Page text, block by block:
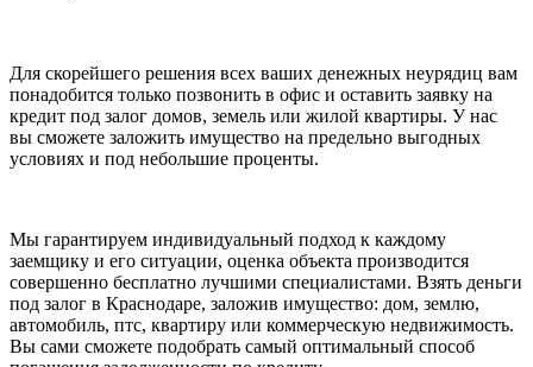
Для скорейшего решения всех ваших денежных неурядиц вам
понадобится только позвонить в офис и оставить заявку на
кредит под залог домов, земель или жилой квартиры. У нас
вы сможете заложить имущество на предельно выгодных
условиях и под небольшие проценты.
Мы гарантируем индивидуальный подход к каждому
заемщику и его ситуации, оценка объекта производится
совершенно бесплатно лучшими специалистами. Взять деньги
под залог в Краснодаре, заложив имущество: дом, землю,
автомобиль, птс, квартиру или коммерческую недвижимость.
Вы сами сможете подобрать самый оптимальный способ